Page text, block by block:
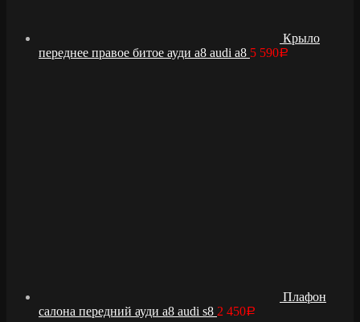
Крыло
переднее правое битое ауди а8 audi a8 5 590Р
Плафон
салона передний ауди а8 audi s8 2 450Р